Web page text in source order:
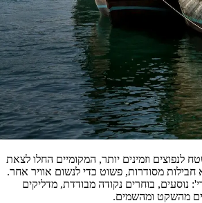
לנפוצים וזמינים יותר, המקומיים החלו לצאת
מסודרות, פשוט כדי לנשום אוויר אחר.
נוסעים, בוחרים נקודה מבודדת, מדליקים
מהשקט ומהשמים.